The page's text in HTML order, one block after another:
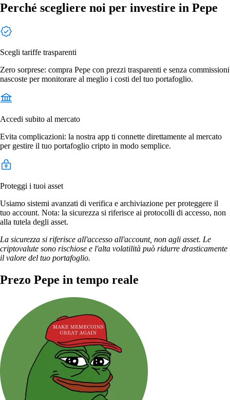
Perché scegliere noi per investire in Pepe
Scegli tariffe trasparenti
Zero sorprese: compra Pepe con prezzi trasparenti e senza commissioni
nascoste per monitorare al meglio i costi del tuo portafoglio.
Accedi subito al mercato
Evita complicazioni: la nostra app ti connette direttamente al mercato
per gestire il tuo portafoglio cripto in modo semplice.
Proteggi i tuoi asset
Usiamo sistemi avanzati di verifica e archiviazione per proteggere il
tuo account. Nota: la sicurezza si riferisce ai protocolli di accesso, non
alla tutela degli asset.
La sicurezza si riferisce all'accesso all'account, non agli asset. Le
criptovalute sono rischiose e l'alta volatilità può ridurre drasticamente
il valore del tuo portafoglio.
Prezo Pepe in tempo reale